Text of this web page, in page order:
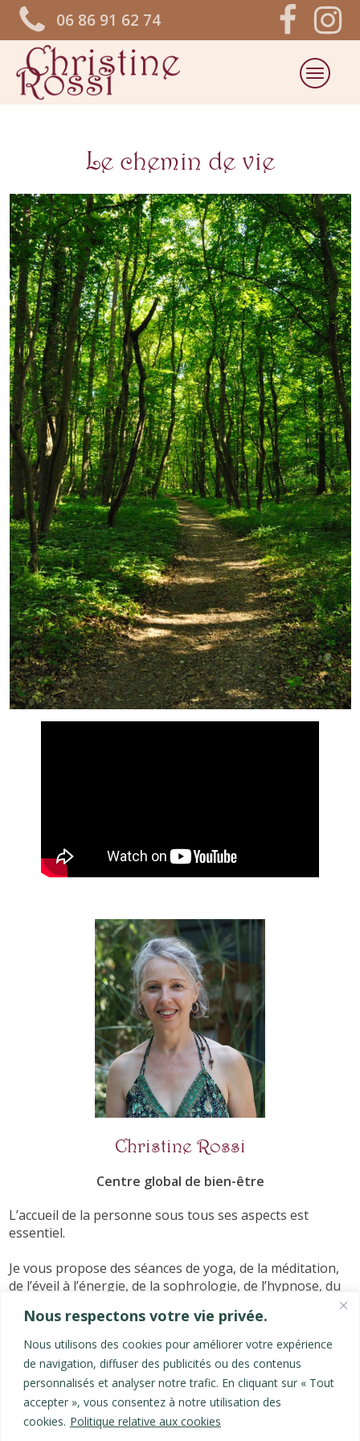
Nous respectons votre vie privée.
Nous utilisons des cookies pour améliorer votre expérience
de navigation, diffuser des publicités ou des contenus
personnalisés et analyser notre trafic. En cliquant sur « Tout
accepter », vous consentez à notre utilisation des
cookies. Politique relative aux cookies
06 86 91 62 74
Le chemin de vie
Christine Rossi
Centre global de bien-être
L’accueil de la personne sous tous ses aspects est
essentiel.
Je vous propose des séances de yoga, de la méditation,
de l’éveil à l’énergie, de la sophrologie, de l’hypnose, du
reprendre votre vie en main, agir sur votre corps, et
trouver l'apaisement.
Les derniers articles
Les Nâdis
Les 5 couches de l'Être